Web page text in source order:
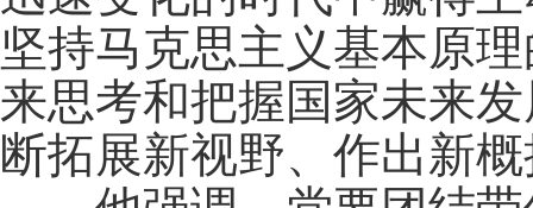
坚持马克思主义基本原
来思考和把握国家未来
断拓展新视野、作出新